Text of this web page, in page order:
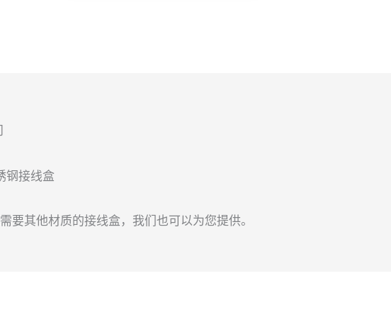
要其他材质的接线盒，我们也可以为您提供。